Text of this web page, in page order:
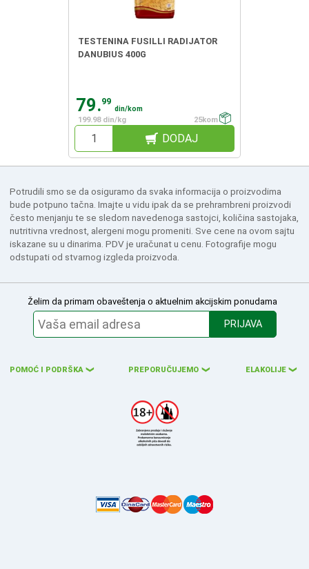
TESTENINA FUSILLI RADIJATOR
DANUBIUS 400G
79.99
din/kom
199.98 din/kg
25kom
DODAJ
Potrudili smo se da osiguramo da svaka informacija o proizvodima
bude potpuno tačna. Imajte u vidu ipak da se prehrambreni proizvodi
često menjanju te se sledom navedenoga sastojci, količina sastojaka,
nutritivna vrednost, alergeni mogu promeniti. Sve cene na ovom sajtu
iskazane su u dinarima. PDV je uračunat u cenu. Fotografije mogu
odstupati od stvarnog izgleda proizvoda.
Želim da primam obaveštenja o aktuelnim akcijskim ponudama
PRIJAVA
POMOĆ I PODRŠKA ❮ PREPORUČUJEMO ❮ ELAKOLIJE ❮